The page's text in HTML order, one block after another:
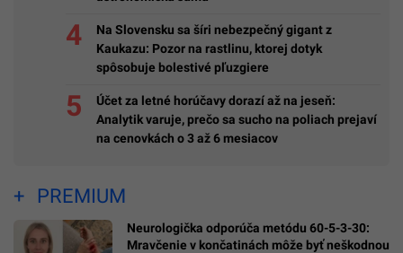
Na Slovensku sa šíri nebezpečný gigant z
Kaukazu: Pozor na rastlinu, ktorej dotyk
spôsobuje bolestivé pľuzgiere
Účet za letné horúčavy dorazí až na jeseň:
Analytik varuje, prečo sa sucho na poliach prejaví
na cenovkách o 3 až 6 mesiacov
PREMIUM
Neurologička odporúča metódu 60-5-3-30:
Mravčenie v končatinách môže byť neškodnou